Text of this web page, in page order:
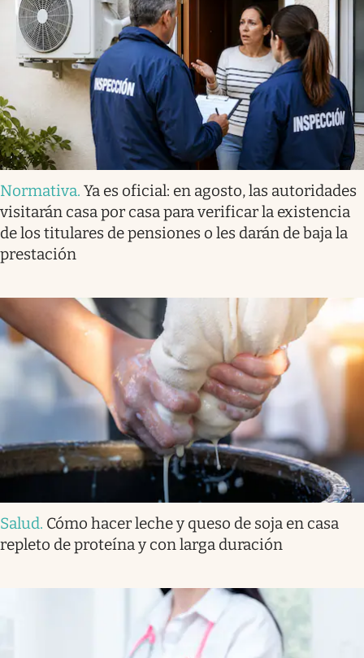
Normativa. Ya es oficial: en agosto, las autoridades
visitarán casa por casa para verificar la existencia
de los titulares de pensiones o les darán de baja la
prestación
Salud. Cómo hacer leche y queso de soja en casa
repleto de proteína y con larga duración